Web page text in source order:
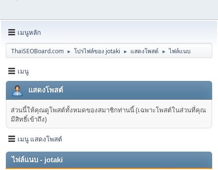
เมนูหลัก
ThaiSEOBoard.com ► โปรไฟล์ของ jotaki ► แสดงโพสต์ ► ไฟล์แนบ
เมนู
แสดงโพสต์
ส่วนนี้ให้คุณดูโพสต์ทั้งหมดของสมาชิกท่านนี้ (เฉพาะโพสต์ในส่วนที่คุณ
มีสิทธิ์เข้าถึง)
เมนู แสดงโพสต์
ไฟล์แนบ - jotaki